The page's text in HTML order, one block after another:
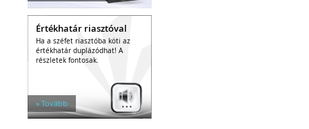
Értékhatár riasztóval
Ha a széfet riasztóba köti az
értékhatár duplázódhat! A
részletek fontosak.
» Tovább